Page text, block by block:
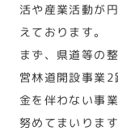
活や産業活動が
えております。
まず、県道等の
営林道開設事業
金を伴わない事
努めてまいります